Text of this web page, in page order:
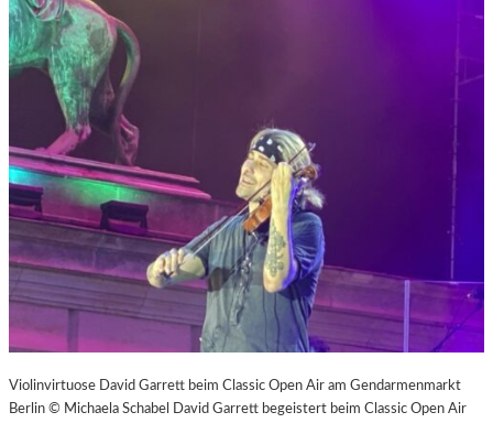
Violinvirtuose David Garrett beim Classic Open Air am Gendarmenmarkt
Berlin © Michaela Schabel David Garrett begeistert beim Classic Open Air